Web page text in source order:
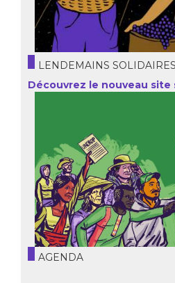
LENDEMAINS
Découvrez le nouveau site
AGENDA